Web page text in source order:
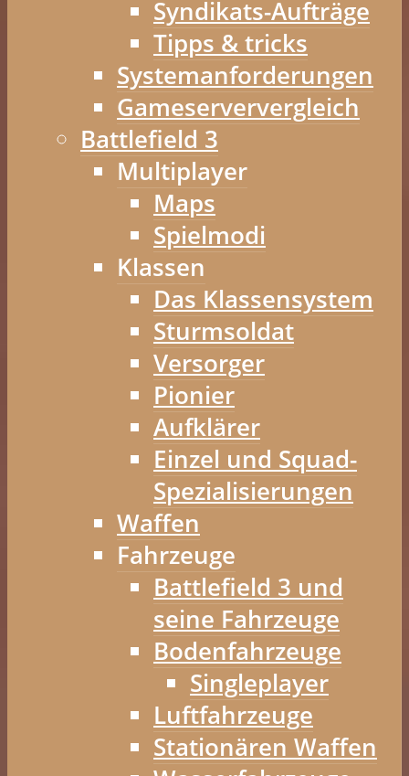
Syndikats-Aufträge
Tipps & tricks
Systemanforderungen
Gameserververgleich
Battlefield 3
Multiplayer
Maps
Spielmodi
Klassen
Das Klassensystem
Sturmsoldat
Versorger
Pionier
Aufklärer
Einzel und Squad-
Spezialisierungen
Waffen
Fahrzeuge
Battlefield 3 und
seine Fahrzeuge
Bodenfahrzeuge
Singleplayer
Luftfahrzeuge
Stationären Waffen